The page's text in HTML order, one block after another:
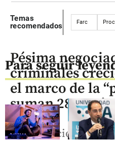
Temas
recomendados
Farc
Para seguir
Pésima
criminales
el marco de la
suman 28.802
La Fundación Ideas